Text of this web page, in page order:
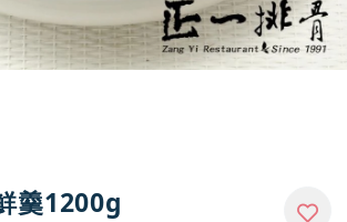
羹1200g